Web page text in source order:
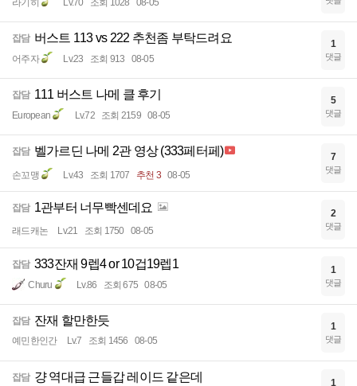
라기히 Lv.70 조회 1028 08-05
잡담 버스트 113 vs 222 추천좀 부탁드려요
어주자 Lv.23 조회 913 08-05
1
댓글
잡담 111 버스트 나메 클 후기
European Lv.72 조회 2159 08-05
5
댓글
잡담 벨가르딘 나메 2관 영상 (333페터페)
손꼬맹 Lv.43 조회 1707 추천 3 08-05
7
댓글
잡담 1관부터 너무빡센데요
래드캐논 Lv.21 조회 1750 08-05
2
댓글
잡담 333잔재 9렙4 or 10겁19렙1
Churu Lv.86 조회 675 08-05
1
댓글
잡담 잔재 할만한듯
예민한인간 Lv.7 조회 1456 08-05
1
댓글
잡담 걍 역대급 근들갑 레이드 같은데 1